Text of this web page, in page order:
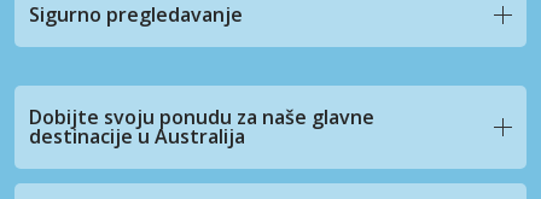
Sigurno pregledavanje
Dobijte svoju ponudu za naše glavne
destinacije u Australija